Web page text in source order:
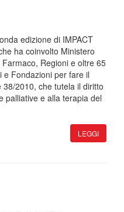
edizione di IMPACT
ha coinvolto Ministero
Regioni e oltre 65
e Fondazioni per fare il
2010, che tutela il diritto
palliative e alla terapia del
LEGGI